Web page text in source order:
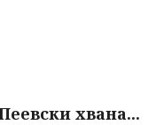
хвана...